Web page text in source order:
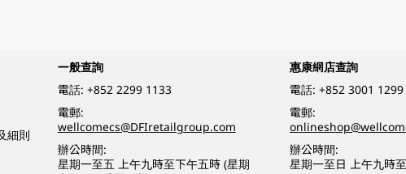
細則
一般查詢
電話: +852 2299 1133
電郵:
wellcomecs@DFIretailgroup.com
辦公時間:
星期一至五 上午九時至下午五時 (星期
惠康網店查詢
電話: +852 3001 1299
電郵:
辦公時間:
星期一至日 上午九時